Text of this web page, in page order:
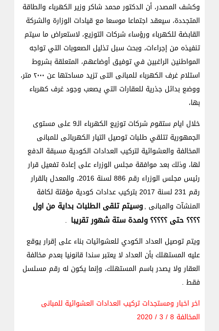
وكشف المصدر، أن الدكتور محمد شاكر وزير الكهرباء والطاقة
المتجددة، سيعقد اجتماعا موسعا مع قيادات الوزارة والشركة
القابضة للكهرباء ورؤساء شركات التوزيع، لاستعراض ما سيتم
تنفيذه من إجراءات، وبحث سبل تذليل الصعوبات التي تواجه
المواطنين الراغبين في توفيق أوضاعهم، المتعلقة بشروط
استلام غرف الكهرباء للمبانى التى تزيد مساحتها عن ٢٠٠٠ متر،
ووضع بدائل جذرية للعقارات التي يصعب وجود غرف كهرباء
بها،
خلال ايام ستقوم شركات توزيع الكهرباء الـ9 على مستوى
الجمهورية تتلقي طلبات توصيل التيار الكهربائى للمبانى
المخالفة والعشوائية لتركيب العدادات الكودية مسبقة الدفع
لها، وذلك بعد موافقة مجلس الوزراء على إعادة تفعيل قرار
رئيس مجلس الوزراء رقم 886 لسنة 2016، والمعدل بالقرار
رقم 231 لسنة 2017 بتركيب عدادات كودية مؤقتة لكافة
المنشآت والمبانى ,وسيتم تلقى الطلبات بداية من اول
؟؟؟؟ حتى ؟؟؟؟؟ ولمدة ستة شهور تقريبا .
ويتم توصيل العداد الكودي للعشوائيات بناء على إقرار يوقع
عليه المستهلك بأن العداد لا يعتبر سندا قانونيا بعدم مخالفة
العقار ولا يصدر باسم المستهلك، وإنما يكون له رقم مسلسل
فقط .
اخر اخبار ومستجدات تركيب العدادات العشوائية للمبانى
المخالفة 8 / 3 / 2020